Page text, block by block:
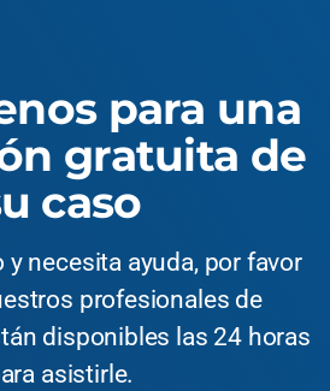
para una
gratuita de
caso
y necesita ayuda, por favor
profesionales de
disponibles las 24 horas
asistirle.